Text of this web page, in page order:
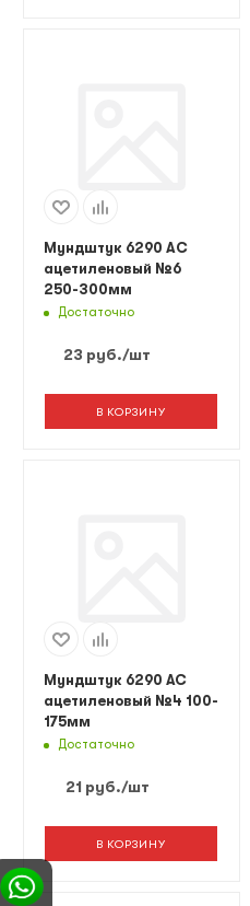
Мундштук 6290 AС
ацетиленовый №6
250-300мм
Достаточно
23 руб./шт
В КОРЗИНУ
Мундштук 6290 AC
ацетиленовый №4 100-
175мм
Достаточно
21 руб./шт
В КОРЗИНУ